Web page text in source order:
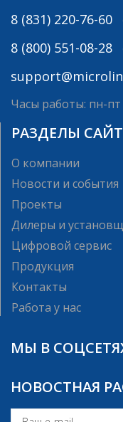
8 (831) 220-76-60
8 (800) 551-08-28
Часы работы: пн-
РАЗДЕЛЫ
О компании
Новости и события
Проекты
Дилеры и
Цифровой сервис
Продукция
Контакты
Работа у нас
МЫ В
НОВОСТНАЯ